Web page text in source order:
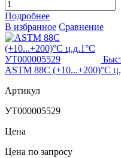
Подробнее
В избранное Сравнение
ASTM 88C (+10...+200)°С
Артикул
УТ000005529
Цена
Цена по запросу